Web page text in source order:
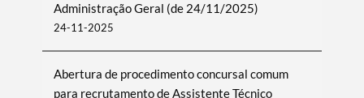
Administração Geral (de 24/11/2025)
24-11-2025
Abertura de procedimento concursal comum
para recrutamento de Assistente Técnico